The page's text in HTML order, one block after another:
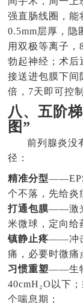
强直肠线圈，能
0.5mm层厚，隐
用双极等离子
勃起神经；术后
接送进包膜下间
倍，7天即可控
八、五阶
图”
前列腺炎没
径：
精准分型
个不落，先给炎
打通包膜——激
米微球，定向给
镇静止疼——冲
痛，必要时微痛
习惯重塑——生
40cmH₂O以下
个喘息期；